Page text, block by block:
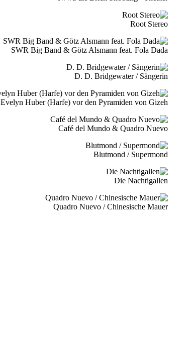
Root Stereo
SWR Big Band & Götz Alsmann feat. Fola Dada
D. D. Bridgewater / Sängerin
Evelyn Huber (Harfe) vor den Pyramiden von Gizeh
Café del Mundo & Quadro Nuevo
Blutmond / Supermond
Die Nachtigallen
Quadro Nuevo / Chinesische Mauer